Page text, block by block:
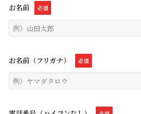
お名前 必須
お名前（フリガナ） 必須